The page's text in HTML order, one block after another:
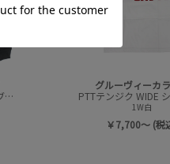
CoolMax ラグランスリーブ L/S TEE
グルーヴィーカ
1W白
￥7,700～ (税